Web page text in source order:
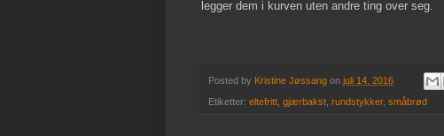
legger dem i kurven uten andre ting over seg.
Posted by Kristine Jøssang on juli 14, 2016
Etiketter: eltefritt gjærbakst rundstykker, småbrød